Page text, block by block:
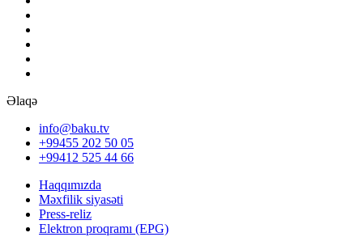
Əlaqə
info@baku.tv
+99455 202 50 05
+99412 525 44 66
Haqqımızda
Məxfilik siyasəti
Press-reliz
Elektron proqramı (EPG)